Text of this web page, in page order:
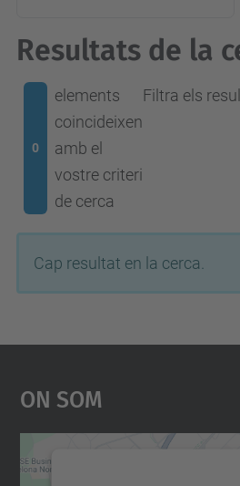
Resultats de la
0
elements
coincideixen
amb el
vostre criteri
de cerca
Filtra els
Cap resultat en la cerca.
On Som